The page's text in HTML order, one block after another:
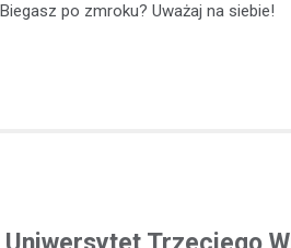
Biegasz po zmroku? Uważaj na siebie!